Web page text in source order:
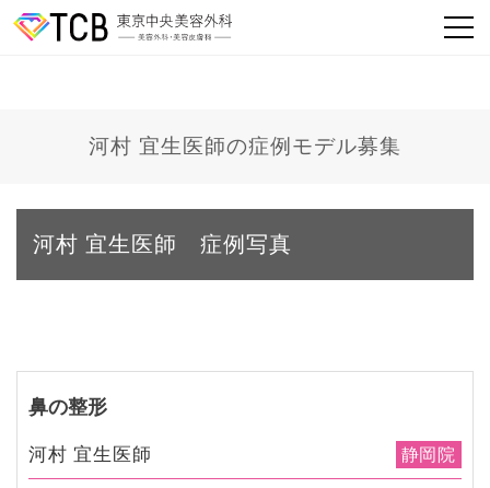
河村 宜生医師の症例モデル募集
河村 宜生医師 症例写真
鼻の整形
河村 宜生医師 静岡院